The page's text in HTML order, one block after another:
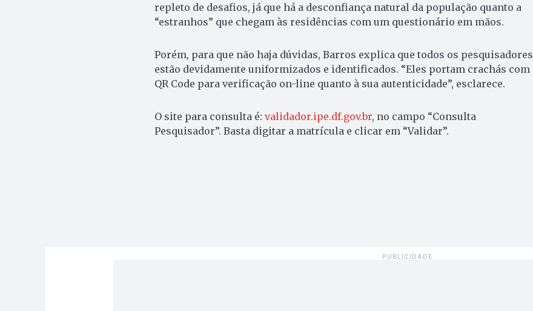
repleto de desafios, já que há a desconfiança natural da população quanto a
“estranhos” que chegam às residências com um questionário em mãos.
Porém, para que não haja dúvidas, Barros explica que todos os pesquisadores
estão devidamente uniformizados e identificados. “Eles portam crachás com
QR Code para verificação on-line quanto à sua autenticidade”, esclarece.
O site para consulta é: validador.ipe.df.gov.br, no campo “Consulta
Pesquisador”. Basta digitar a matrícula e clicar em “Validar”.